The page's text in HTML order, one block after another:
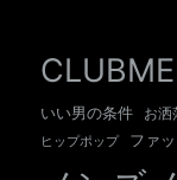
いい男の条件 お洒
ヒップポップ ファ